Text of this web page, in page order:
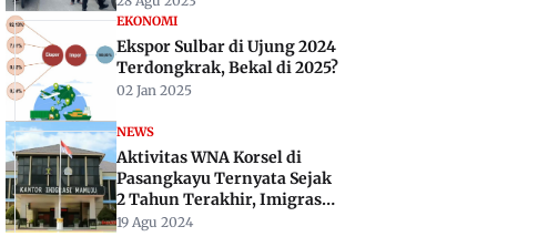
EKONOMI
Ekspor Sulbar di Ujung 2024
Terdongkrak, Bekal di 2025?
02 Jan 2025
NEWS
Aktivitas WNA Korsel di
Pasangkayu Ternyata Sejak
2 Tahun Terakhir, Imigrasi
Kecolongan?
19 Agu 2024